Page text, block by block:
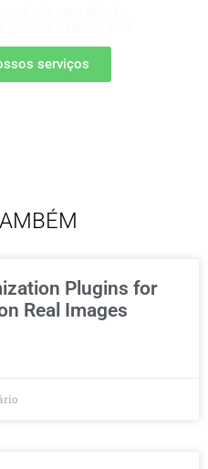
serviços
Plugins for
Real Images